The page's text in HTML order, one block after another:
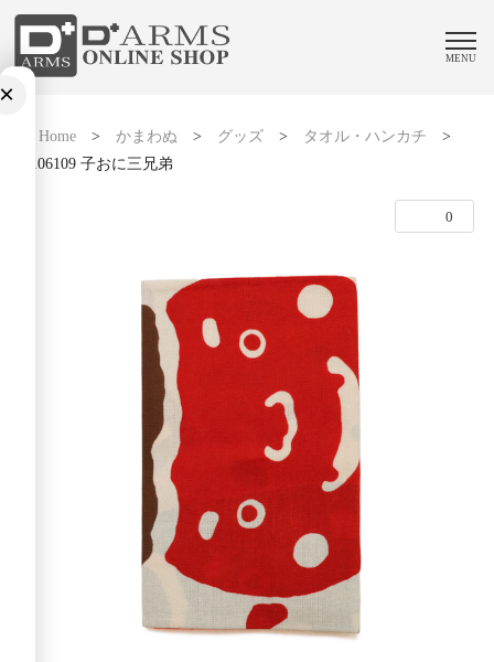
MENU
Home> かまわぬ > グッズ> タオル・ハンカチ >
06106109 子おに三兄弟
0
×